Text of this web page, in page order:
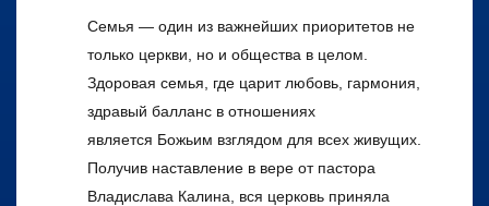
Семья — один из важнейших приоритетов не
только церкви, но и общества в целом.
Здоровая семья, где царит любовь, гармония,
здравый балланс в отношениях
является Божьим взглядом для всех живущих.
Получив наставление в вере от пастора
Владислава Калина, вся церковь приняла